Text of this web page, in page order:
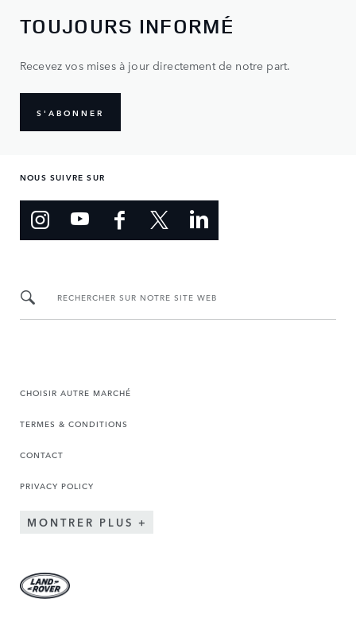
TOUJOURS INFORMÉ
Recevez vos mises à jour directement de notre part.
S'ABONNER
NOUS SUIVRE SUR
RECHERCHER SUR NOTRE SITE WEB
CHOISIR AUTRE MARCHÉ
TERMES & CONDITIONS
CONTACT
PRIVACY POLICY
MONTRER PLUS